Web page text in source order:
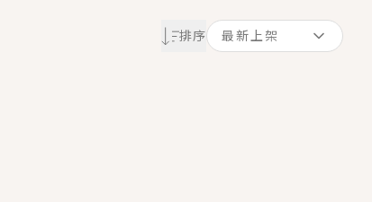
回找新歡，他居然還後悔了？
畫！
……
排序 最新上架